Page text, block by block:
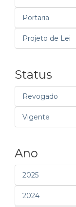
Portaria
Projeto de Lei
Status
Revogado
Vigente
Ano
2025
2024